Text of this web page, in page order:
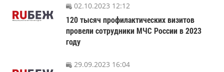
02.10.2023 12:12
120 тысяч профилактических визитов
провели сотрудники МЧС России в 2023
году
29.09.2023 16:04